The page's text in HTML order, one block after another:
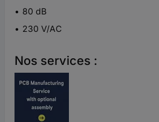
80 dB
230 V/AC
Nos services :